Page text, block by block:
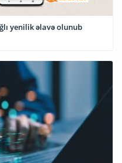
yenilik əlavə olunub